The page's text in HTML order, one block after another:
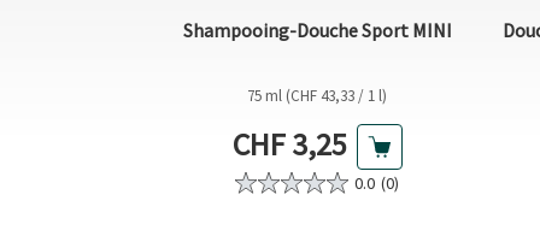
Shampooing-Douche Sport MINI
75 ml (CHF 43,33 / 1 l)
Prix actuel
CHF 3,25
0.0 (0)